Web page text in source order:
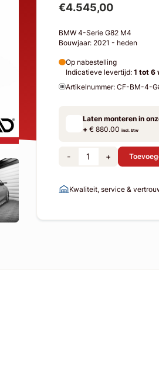
€4.545,00
BMW 4-Serie G82 M4
Bouwjaar: 2021 - heden
Op nabestelling
Indicatieve levertijd: 1 tot 6
Artikelnummer: CF-BM-4-
Laten monteren in
+€ 880.00 incl. btw
- +
Kwaliteit, service &